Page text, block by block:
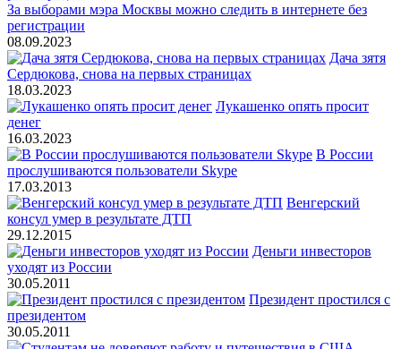
За выборами мэра Москвы можно следить в интернете без
регистрации
08.09.2023
Дача зятя
Сердюкова, снова на первых страницах
18.03.2023
Лукашенко опять просит
денег
16.03.2023
В России
прослушиваются пользователи Skype
17.03.2013
Венгерский
консул умер в результате ДТП
29.12.2015
Деньги инвесторов
уходят из России
30.05.2011
Президент простился с
президентом
30.05.2011